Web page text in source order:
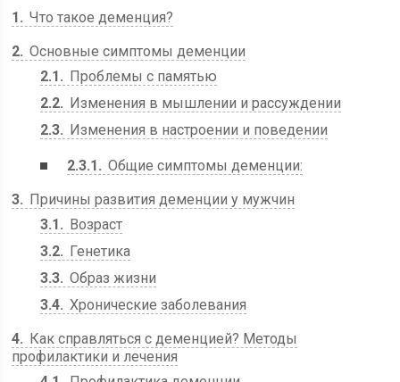
1
Что такое деменция?
2 Основные симптомы деменции
2.1
Проблемы с памятью
2.2
Изменения в мышлении и рассуждении
2.3
Изменения в настроении и поведении
2.3.1
Общие симптомы деменции:
3
Причины развития деменции у мужчин
3.1
Возраст
3.2
Генетика
3.3 Образ жизни
3.4 Хронические заболевания
4
Как справляться с деменцией? Методы
профилактики и лечения